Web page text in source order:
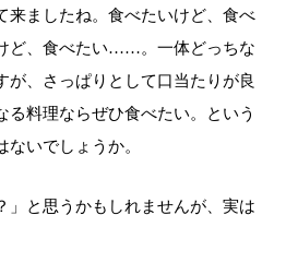
来ましたね。食べたいけど、食べ
ど、食べたい……。一体どっちな
が、さっぱりとして口当たりが良
る料理ならぜひ食べたい。という
いでしょうか。
」と思うかもしれませんが、実は